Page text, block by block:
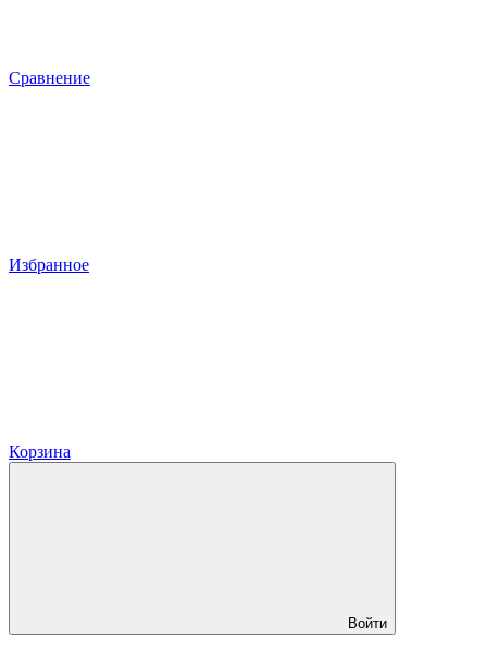
Сравнение
Избранное
Корзина
Войти